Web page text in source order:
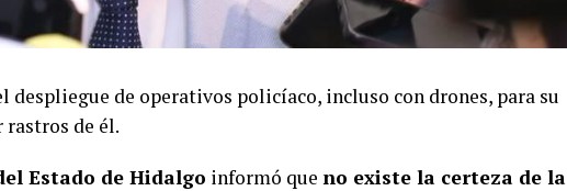
despliegue de operativos policíaco, incluso con drones, para su
de él.
Estado de Hidalgo informó que no existe la certeza de la